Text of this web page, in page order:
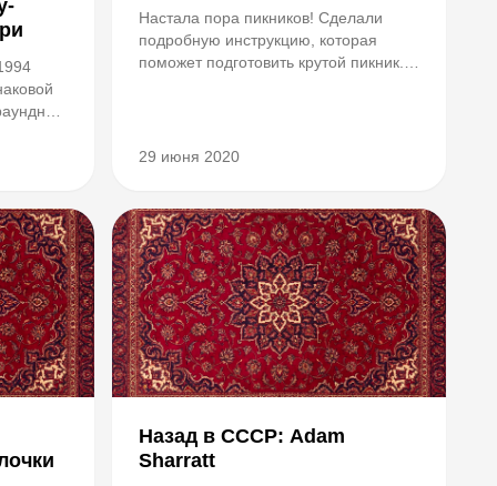
Настала пора пикников! Сделали
подробную инструкцию, которая
поможет подготовить крутой пикник.
все необходимое можно сложить в
29 июня 2020
Назад в СССР: Adam
Sharratt